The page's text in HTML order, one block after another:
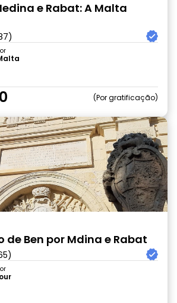
e Rabat: A Malta
Por gratificação
de Ben por Mdina e Rabat